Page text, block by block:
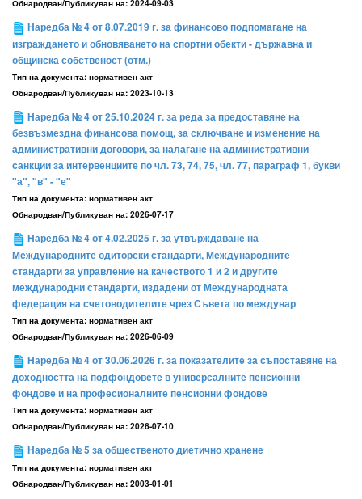
Обнародван/Публикуван на: 2024-09-03
Наредба № 4 от 8.07.2019 г. за финансово подпомагане на
изграждането и обновяването на спортни обекти - държавна и
общинска собственост (отм.)
Тип на документа: нормативен акт
Обнародван/Публикуван на: 2023-10-13
Наредба № 4 от 25.10.2024 г. за реда за предоставяне на
безвъзмездна финансова помощ, за сключване и изменение на
административни договори, за налагане на административни
санкции за интервенциите по чл. 73, 74, 75, чл. 77, параграф 1, букви
"а", "в" - "е"
Тип на документа: нормативен акт
Обнародван/Публикуван на: 2026-07-17
Наредба № 4 от 4.02.2025 г. за утвърждаване на
Международните одиторски стандарти, Международните
стандарти за управление на качеството 1 и 2 и другите
международни стандарти, издадени от Международната
федерация на счетоводителите чрез Съвета по междунар
Тип на документа: нормативен акт
Обнародван/Публикуван на: 2026-06-09
Наредба № 4 от 30.06.2026 г. за показателите за съпоставяне на
доходността на подфондовете в универсалните пенсионни
фондове и на професионалните пенсионни фондове
Тип на документа: нормативен акт
Обнародван/Публикуван на: 2026-07-10
Наредба № 5 за общественото диетично хранене
Тип на документа: нормативен акт
Обнародван/Публикуван на: 2003-01-01